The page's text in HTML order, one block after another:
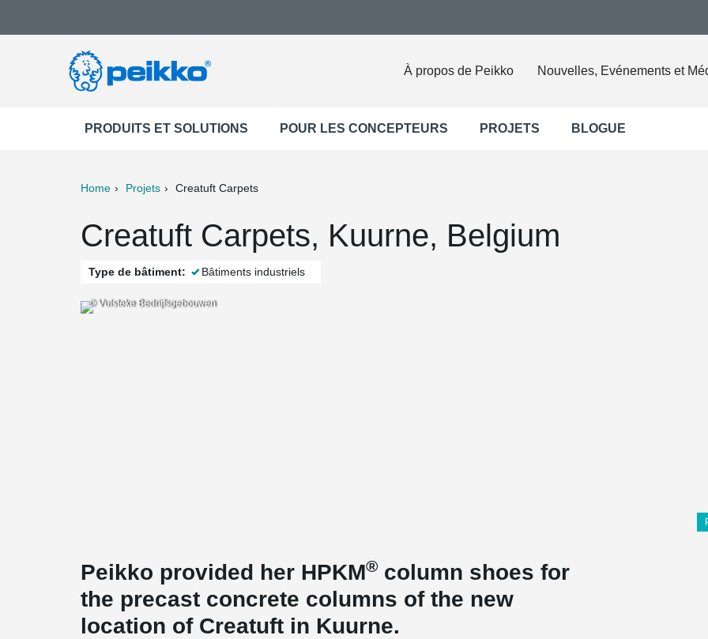
À propos de Peikko Nouvelles, Evénements et
PRODUITS ET SOLUTIONS POUR LES CONCEPTEURS PROJETS BLOGUE
Home Projets Creatuft Carpets
Creatuft Carpets, Kuurne, Belgium
Type de bâtiment: Bâtiments industriels
© Vulsteke Bedrijfsgebouwen
Peikko provided her HPKM® column shoes for
the precast concrete columns of the new
location of Creatuft in Kuurne.